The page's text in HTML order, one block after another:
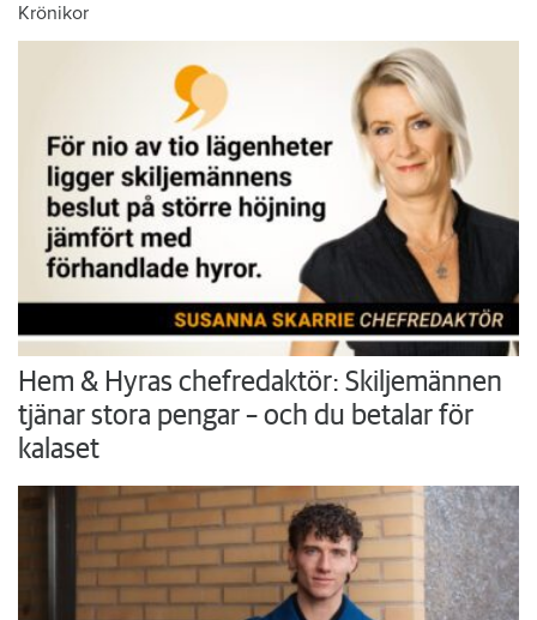
Krönikor
Hem & Hyras chefredaktör: Skiljemännen
tjänar stora pengar – och du betalar för
kalaset